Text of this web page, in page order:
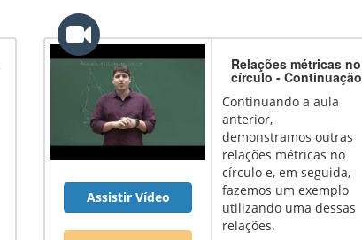
Assistir Vídeo
Relações métricas no
círculo - Continuação
Continuando a aula
anterior,
demonstramos outras
relações métricas no
círculo e, em seguida,
fazemos um exemplo
utilizando uma dessas
relações.